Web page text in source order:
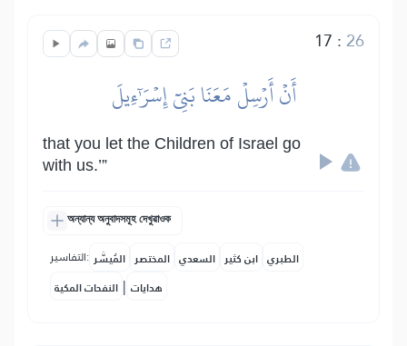
17 : 26
أَنۡ أَرۡسِلۡ مَعَنَا بَنِيٓ إِسۡرَٰٓءِيلَ
that you let the Children of Israel go
with us.’”
অন্যান্য অনুবাদসমূহ দেখুৱাওক
التفاسير: المُيسَّر المختصر السعدي ابن كثير الطبري
النفحات المكية | هدايات